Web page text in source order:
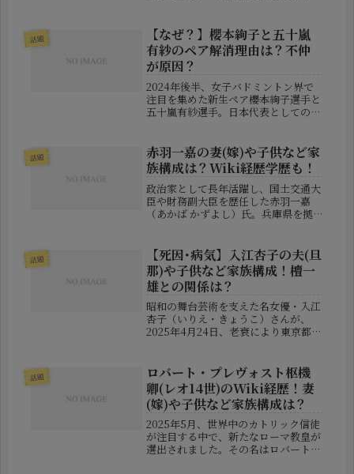
たため、名前は知っていても「どんな
人なの？」と疑問に思っている方も多
い...
話題
【なぜ？】櫻本絢子と五十嵐
有紗のペア解消理由は？不仲
が原因？
2024年後半、女子バドミントン界で
注目を集めた新生ペア――櫻本絢子選手と
五十嵐有紗選手。日本代表としての期
スは、ファンのみならず関係者にも衝
撃を与えました。「なぜ、このタ...
話題
赤羽一嘉の妻(嫁)や子供など家
族構成は？Wiki経歴学歴も！
政治家として長年活躍し、国土交通大
臣や財務副大臣を歴任した赤羽一嘉
（あかば かずよし）氏。兵庫県を拠
る人も多いのではないでしょうか？本
記事では、赤羽一嘉氏の妻（嫁）や子
供、...
話題
【死因･病気】入江杏子の夫(旦
那)や子供など家族構成！檀一
雄との関係は？
昭和の舞台芸術を支えた名女優・入江
杏子（いりえ・きょうこ）さんが、
2025年4月24日、老衰により東京都内
彼女は、劇団民藝の重鎮として多くの
舞台・映像作品に出演し続け、存...
話題
ロバート・プレヴォスト枢機
卿(レオ14世)のWiki経歴！妻
(嫁)や子供など家族構成は？
2025年5月、世界中のカトリック信徒
が注目する中で、新たなローマ教皇が
選出されました。その名はロバート・